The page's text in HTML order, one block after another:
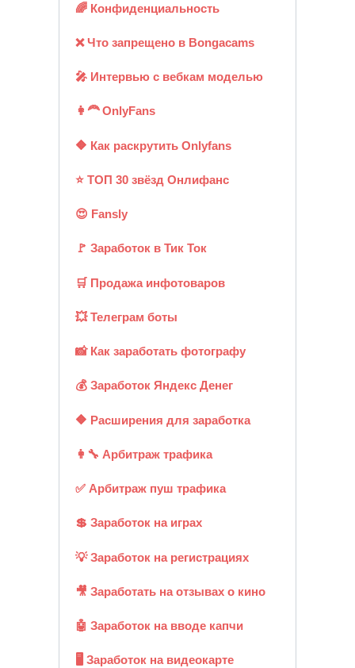
🌈 Конфиденциальность
❌ Что запрещено в Bongacams
🎤 Интервью с вебкам моделью
👩‍🦰 OnlyFans
🔶 Как раскрутить Onlyfans
⭐ ТОП 30 звёзд Онлифанс
😍 Fansly
🚩 Заработок в Тик Ток
🛒 Продажа инфотоваров
💥 Телеграм боты
📸 Как заработать фотографу
💰 Заработок Яндекс Денег
🔶 Расширения для заработка
👩‍🔧 Арбитраж трафика
✅ Арбитраж пуш трафика
💲 Заработок на играх
💡 Заработок на регистрациях
🎥 Заработать на отзывах о кино
🤖 Заработок на вводе капчи
🖥️ Заработок на видеокарте